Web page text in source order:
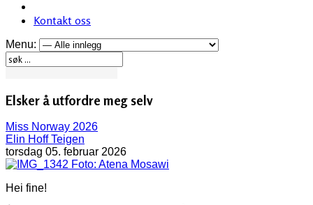
Kontakt oss
Menu:
Elsker å utfordre meg selv
Miss Norway 2026
Elin Hoff Teigen
torsdag 05. februar 2026
Foto: Atena Mosawi
Hei fine!